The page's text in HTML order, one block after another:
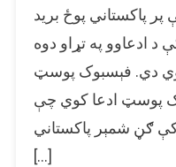
غیر
اړونده
بیا
پوځ
پاکستاني پوځ برید
د ادعاوو په تړاو دوه
دي. فېسبوک پوسټ
پوسټ ادعا کوي چې
ګڼ شمېر پاکستاني
[…]